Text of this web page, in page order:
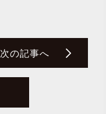
次の記事へ